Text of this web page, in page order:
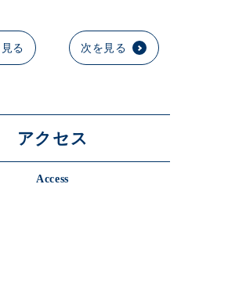
る 次を見る
アクセス
Access